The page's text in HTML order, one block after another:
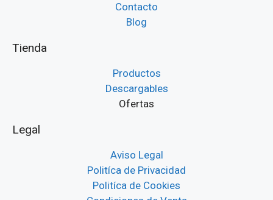
Contacto
Blog
Tienda
Productos
Descargables
Ofertas
Legal
Aviso Legal
Politíca de Privacidad
Politíca de Cookies